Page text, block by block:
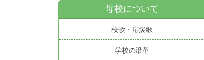
母校について
校歌・応援歌
学校の沿革